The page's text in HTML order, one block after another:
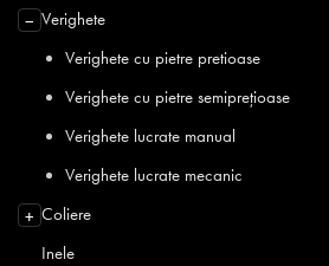
− Verighete
Verighete cu pietre pretioase
Verighete cu pietre semiprețioase
Verighete lucrate manual
Verighete lucrate mecanic
+ Coliere
Inele